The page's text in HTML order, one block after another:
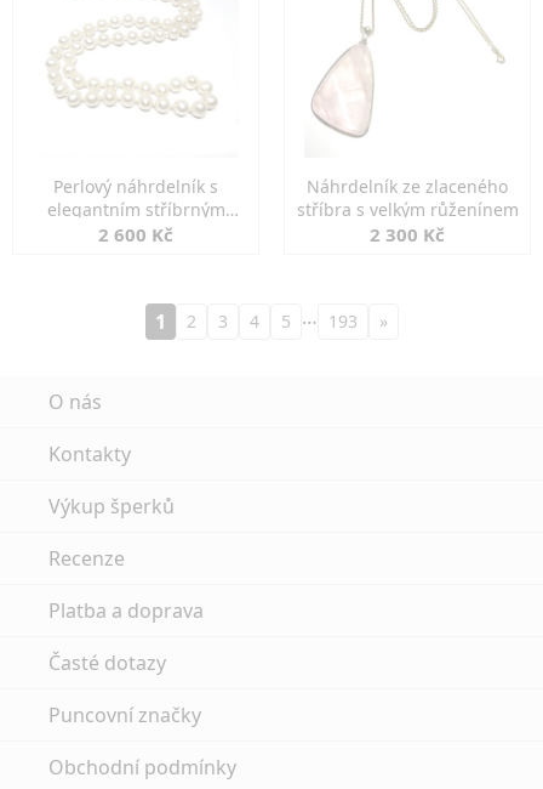
Perlový náhrdelník s
elegantním stříbrným
zapínáním
2 600 Kč
Náhrdelník ze zlaceného
stříbra s velkým růženínem
2 300 Kč
1 2 3 4 5 … 193 »
O nás
Kontakty
Výkup šperků
Recenze
Platba a doprava
Časté dotazy
Puncovní značky
Obchodní podmínky